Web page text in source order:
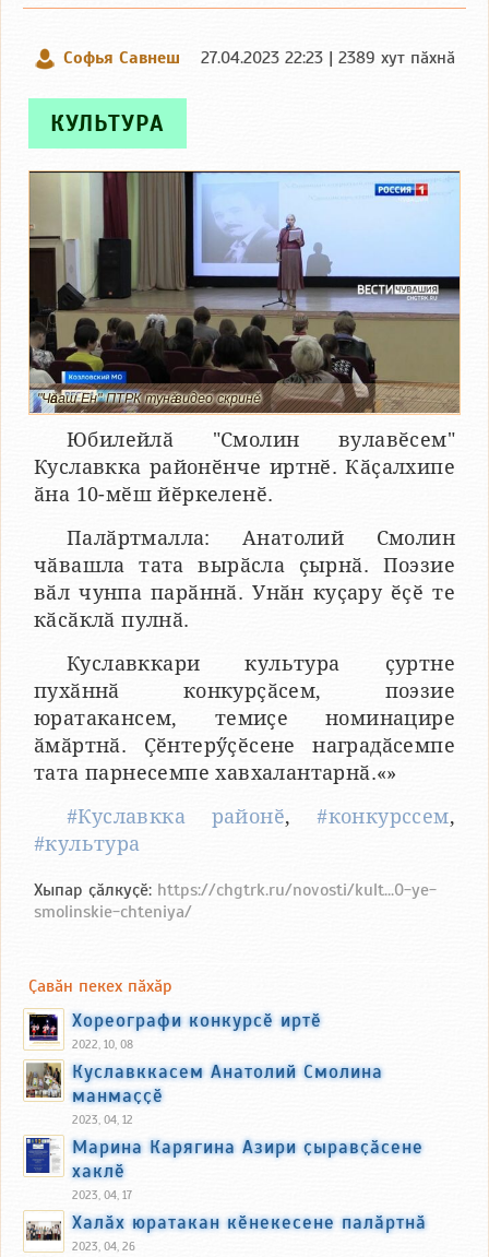
Софья Савнеш 27.04.2023 22:23 | 2389 хут пӑхнӑ
КУЛЬТУРА
"Чӑваш Ен" ПТРК тунӑ видео скринӗ
Юбилейлӑ "Смолин вулавӗсем"
Куславкка районӗнче иртнӗ. Кӑҫалхипе
ӑна 10-мӗш йӗркеленӗ.
Палӑртмалла: Анатолий Смолин
чӑвашла тата вырӑсла ҫырнӑ. Поэзие
вӑл чунпа парӑннӑ. Унӑн куҫару ӗҫӗ те
кӑсӑклӑ пулнӑ.
Куславккари культура ҫуртне
пухӑннӑ конкурҫӑсем, поэзие
юратакансем, темиҫе номинацире
ӑмӑртнӑ. Ҫӗнтерӳҫӗсене наградӑсемпе
тата парнесемпе хавхалантарнӑ.«»
#Куславкка районӗ,#конкурссем,
#культура
Хыпар ҫӑлкуҫӗ: https://chgtrk.ru/novosti/kult...0-ye-
smolinskie-chteniya/
Ҫавӑн пекех пӑхӑр
Хореографи конкурсӗ иртӗ
2022, 10, 08
Куславккасем Анатолий Смолина
манмаҫҫӗ
2023, 04, 12
Марина Карягина Азири ҫыравҫӑсене
хаклӗ
2023, 04, 17
Халӑх юратакан кӗнекесене палӑртнӑ
2023, 04, 26